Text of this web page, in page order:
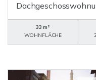
33 m²
WOHNFLÄCHE